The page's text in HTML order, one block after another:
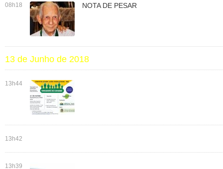
08h18 NOTA DE PESAR
13 de Junho de 2018
13h44
13h42
13h39